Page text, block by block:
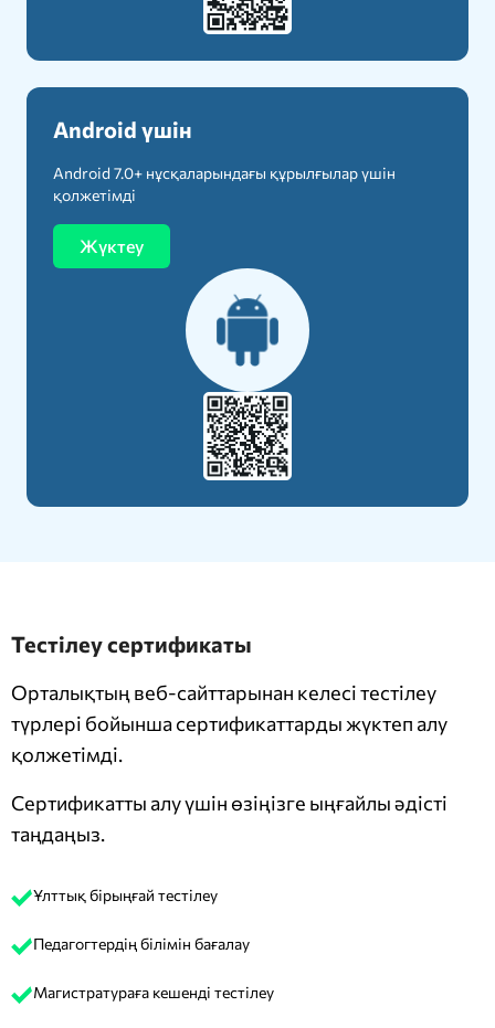
Android үшін
Android 7.0+ нұсқаларындағы құрылғылар үшін
қолжетімді
Жүктеу
Тестілеу сертификаты
Орталықтың веб-сайттарынан келесі тестілеу
түрлері бойынша сертификаттарды жүктеп алу
қолжетімді.
Сертификатты алу үшін өзіңізге ыңғайлы әдісті
таңдаңыз.
Ұлттық бірыңғай тестілеу
Педагогтердің білімін бағалау
Магистратураға кешенді тестілеу